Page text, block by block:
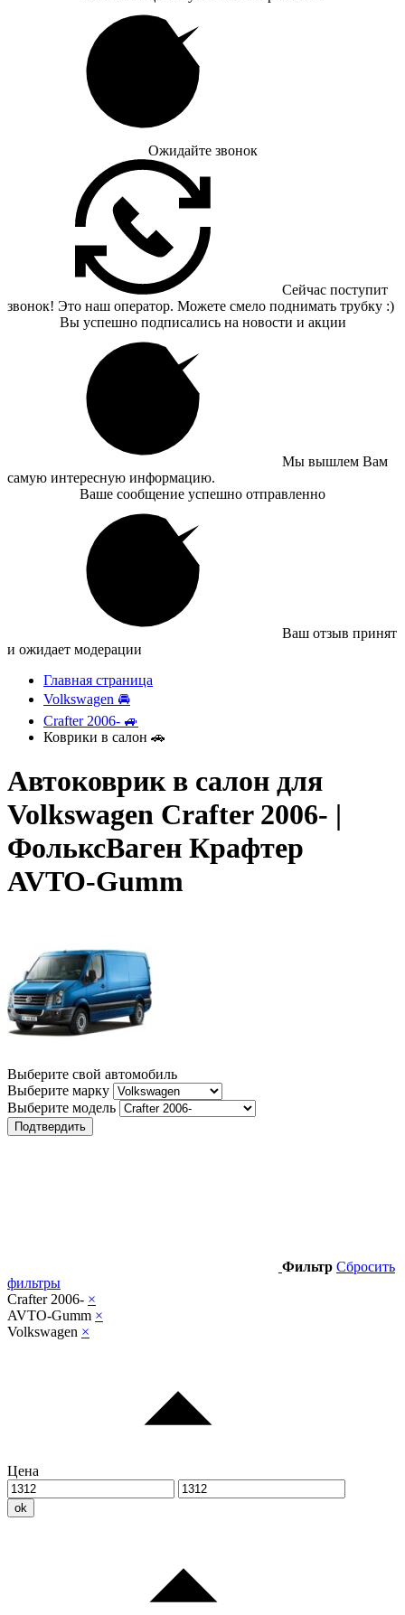
Ожидайте звонок
Сейчас поступит
звонок! Это наш оператор. Можете смело поднимать трубку :)
Вы успешно подписались на новости и акции
Мы вышлем Вам
самую интересную информацию.
Ваше сообщение успешно отправленно
Ваш отзыв принят
и ожидает модерации
Главная страница
Volkswagen 🚘
Crafter 2006- 🚙
Коврики в салон 🚗
Автоковрик в салон для
Volkswagen Crafter 2006- |
ФольксВаген Крафтер
AVTO-Gumm
Выберите свой автомобиль
Выберите марку
Выберите модель
Подтвердить
Фильтр Сбросить
фильтры
Crafter 2006- ×
AVTO-Gumm ×
Volkswagen ×
Цена
ok